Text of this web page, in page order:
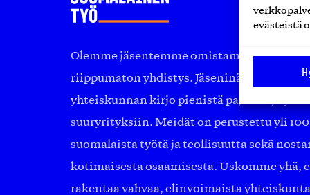
evästeistä
Olemme jäsentemme omistama
riippumaton yhdistys. Jäseninämme on
yhteiskunnan kirjo pienistä pajoista ja
suuryrityksiin. Meidät on perustettu yli
suomalaista työtä ja teollisuutta sekä
kotimaisesta osaamisesta. Uskomme yhä,
rakentaa vahvaa, elinvoimaista